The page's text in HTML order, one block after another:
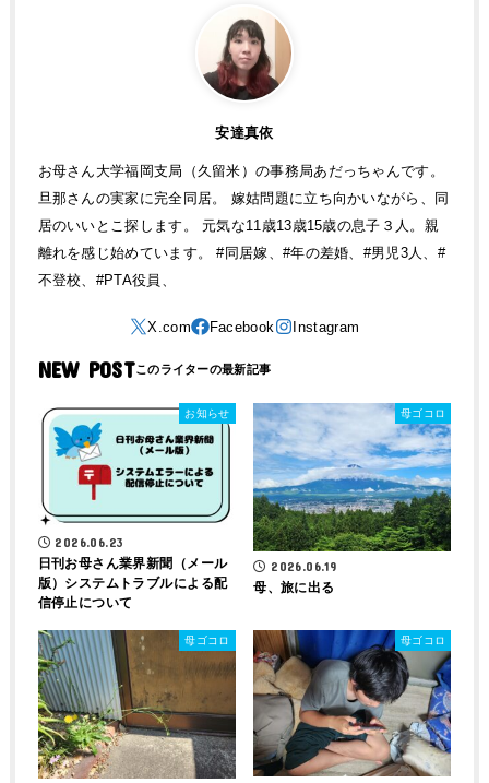
安達真依
お母さん大学福岡支局（久留米）の事務局あだっちゃんです。
旦那さんの実家に完全同居。 嫁姑問題に立ち向かいながら、同
居のいいとこ探します。 元気な11歳13歳15歳の息子３人。親
離れを感じ始めています。 #同居嫁、#年の差婚、#男児3人、#
不登校、#PTA役員、
NEW POST
お知らせ
2026.06.23
日刊お母さん業界新聞（メール
版）システムトラブルによる配
信停止について
母ゴコロ
2026.06.19
母、旅に出る
母ゴコロ 母ゴコロ